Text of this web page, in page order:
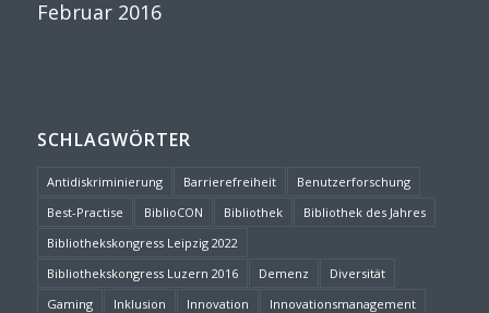
Februar 2016
SCHLAGWÖRTER
Antidiskriminierung Barrierefreiheit
Benutzerforschung
Best-Practise
BiblioCON Bibliothek
Bibliothek des Jahres
Bibliothekskongress Leipzig 2022
Bibliothekskongress Luzern 2016
Demenz
Diversität
Gaming
Inklusion Innovation
Innovationsmanagement